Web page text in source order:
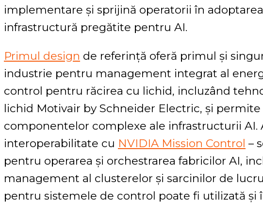
implementare și sprijină operatorii în
infrastructură pregătite pentru AI.
Primul design de referință oferă primul și
industrie pentru management integrat al
control pentru răcirea cu lichid, incluzând
lichid Motivair by Schneider Electric, și
componentelor complexe ale infrastructurii AI.
interoperabilitate cu NVIDIA Mission Control –
pentru operarea și orchestrarea fabricilor AI,
management al clusterelor și sarcinilor de
pentru sistemele de control poate fi utilizată